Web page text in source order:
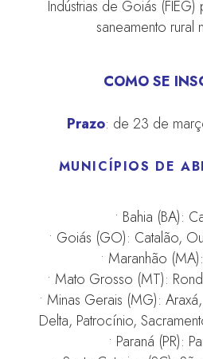
Indústrias de Goiás
saneamento rural
COMO SE
Prazo: de 23 de
MUNICÍPIOS DE
• Bahia (BA):
• Goiás (GO): Catalão,
• Maranhão
• Mato Grosso (MT):
• Minas Gerais (MG):
Delta, Patrocínio,
• Paraná (PR):